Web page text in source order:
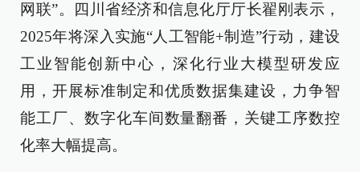
网联”。四川省经济和信息化厅厅长翟刚表示，
2025年将深入实施“人工智能+制造”行动，建设
工业智能创新中心，深化行业大模型研发应
用，开展标准制定和优质数据集建设，力争智
能工厂、数字化车间数量翻番，关键工序数控
化率大幅提高。